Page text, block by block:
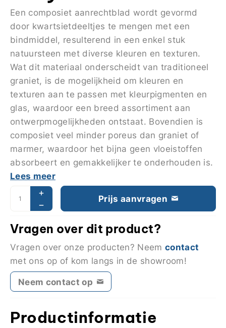
Een composiet aanrechtblad wordt gevormd
door kwartsietdeeltjes te mengen met een
bindmiddel, resulterend in een enkel stuk
natuursteen met diverse kleuren en texturen.
Wat dit materiaal onderscheidt van traditioneel
graniet, is de mogelijkheid om kleuren en
texturen aan te passen met kleurpigmenten en
glas, waardoor een breed assortiment aan
ontwerpmogelijkheden ontstaat. Bovendien is
composiet veel minder poreus dan graniet of
marmer, waardoor het bijna geen vloeistoffen
absorbeert en gemakkelijker te onderhouden is.
Lees meer
Prijs aanvragen
Vragen over dit product?
Vragen over onze producten? Neem contact
met ons op of kom langs in de showroom!
Neem contact op
Productinformatie